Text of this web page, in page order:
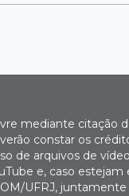
mediante citação
constar os
de arquivos de
e, caso estejam
UFRJ,